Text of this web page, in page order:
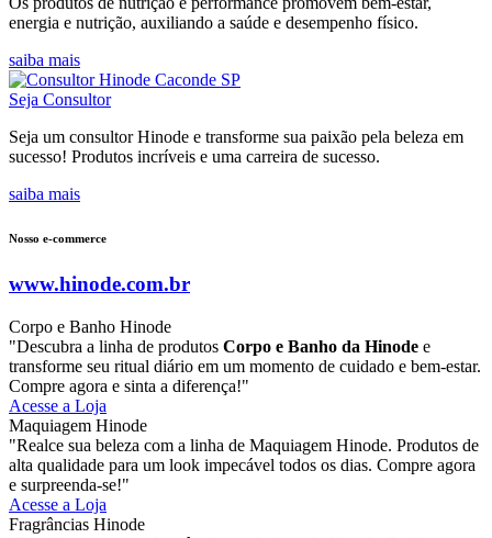
energia e nutrição, auxiliando a saúde e desempenho físico.
saiba mais
Seja Consultor
Seja um consultor Hinode e transforme sua paixão pela beleza em
sucesso! Produtos incríveis e uma carreira de sucesso.
saiba mais
Nosso e-commerce
www.hinode.com.br
Corpo e Banho Hinode
"Descubra a linha de produtos Corpo e Banho da Hinode e
transforme seu ritual diário em um momento de cuidado e bem-estar.
Compre agora e sinta a diferença!"
Acesse a Loja
Maquiagem Hinode
"Realce sua beleza com a linha de Maquiagem Hinode. Produtos de
alta qualidade para um look impecável todos os dias. Compre agora
e surpreenda-se!"
Acesse a Loja
Fragrâncias Hinode